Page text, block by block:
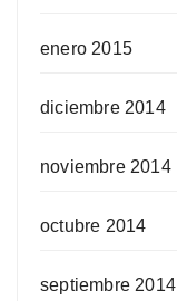
enero 2015
diciembre 2014
noviembre 2014
octubre 2014
septiembre 2014